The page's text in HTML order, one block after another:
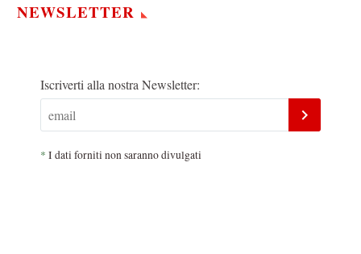
NEWSLETTER
Iscriverti alla nostra Newsletter:
* I dati forniti non saranno divulgati